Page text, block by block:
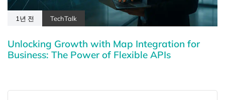
1년 전 TechTalk
Unlocking Growth with Map Integration for
Business: The Power of Flexible APIs